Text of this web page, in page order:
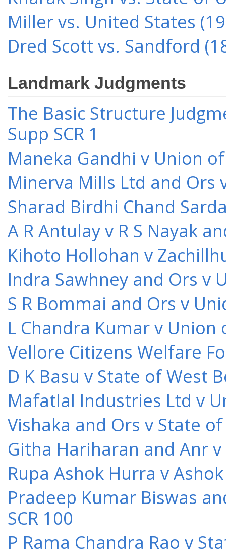
Miller vs. United States
Dred Scott vs. Sandford
Landmark Judgments
The Basic Structure
Supp SCR 1
Maneka Gandhi v Union
Minerva Mills Ltd and Ors
Sharad Birdhi Chand
A R Antulay v R S Nayak
Kihoto Hollohan v
Indra Sawhney and Ors v
S R Bommai and Ors v
L Chandra Kumar v Union
Vellore Citizens Welfare
D K Basu v State of West
Mafatlal Industries Ltd v
Vishaka and Ors v State
Githa Hariharan and Anr
Rupa Ashok Hurra v
Pradeep Kumar Biswas
SCR 100
P Rama Chandra Rao v